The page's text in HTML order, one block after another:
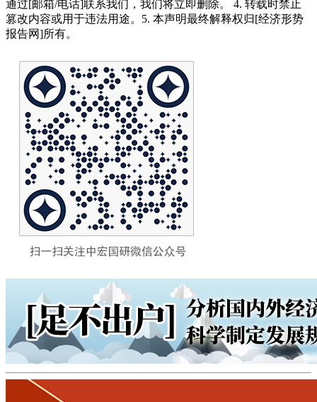
通过[邮箱/电话]联系我们，我们将立即删除。 4. 转载时禁止
篡改内容或用于违法用途。5. 本声明最终解释权归[经济形势
报告网]所有。